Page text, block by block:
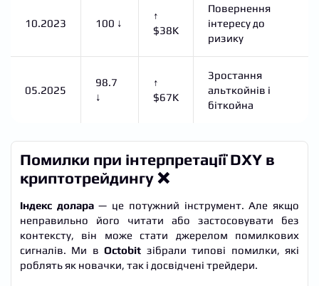
10.2023 100 ↓
↑
$38K
Повернення
інтересу до
ризику
05.2025
98.7
↓
↑
$67K
Зростання
альткойнів і
біткойна
Помилки при інтерпретації DXY в
криптотрейдингу ❌
Індекс долара— це потужний інструмент. Але якщо
неправильно його читати або застосовувати без
контексту, він може стати джерелом помилкових
сигналів. Ми вOctobit зібрали типові помилки, які
роблять як новачки, так і досвідчені трейдери.